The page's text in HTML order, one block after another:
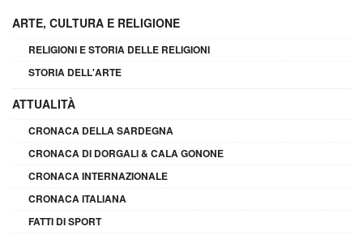
ARTE, CULTURA E RELIGIONE
RELIGIONI E STORIA DELLE RELIGIONI
STORIA DELL'ARTE
ATTUALITÀ
CRONACA DELLA SARDEGNA
CRONACA DI DORGALI & CALA GONONE
CRONACA INTERNAZIONALE
CRONACA ITALIANA
FATTI DI SPORT